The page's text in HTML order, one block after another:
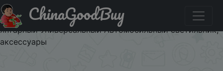
Придбати T10 2SMD 3030 W5W 194 168 Светодиодная
лампа для номерного знака, боковая лампа DRL,
янтарный Универсальный Автомобильный светильник,
аксессуары
ChinaGoodBuy